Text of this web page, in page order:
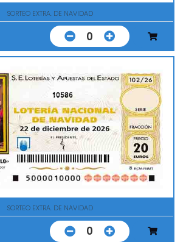
SORTEO EXTRA. DE NAVIDAD
0
10586
SORTEO EXTRA. DE NAVIDAD
0